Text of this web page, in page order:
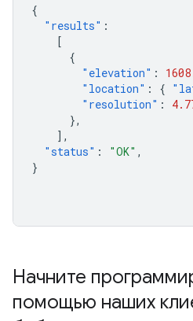
{
"results" :
[
{
"elevation" :
"location" : {
"resolution" :
},
],
"status" : "OK" ,
}
Начните
помощью наших